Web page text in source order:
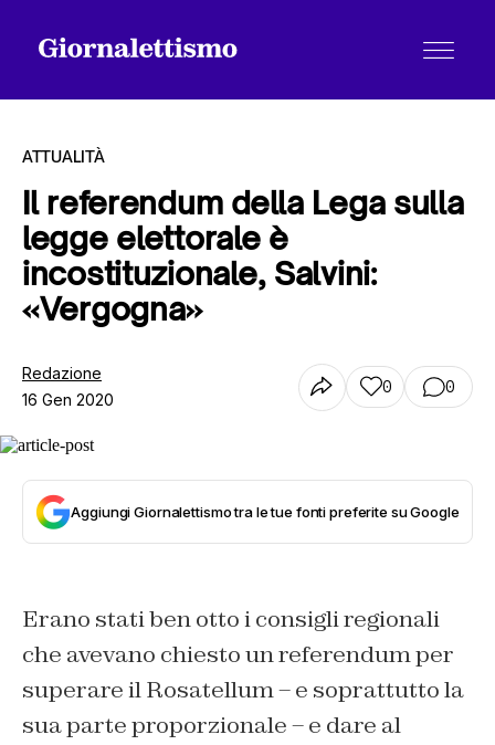
Tutti gli articoli
Chi siamo
ATTUALITÀ
Il referendum della Lega sulla
legge elettorale è
incostituzionale, Salvini:
«Vergogna»
Redazione
16 Gen 2020
0 0
Aggiungi Giornalettismo tra le tue fonti preferite su Google
Erano stati ben otto i consigli regionali
che avevano chiesto un referendum per
superare il Rosatellum – e soprattutto la
sua parte proporzionale – e dare al